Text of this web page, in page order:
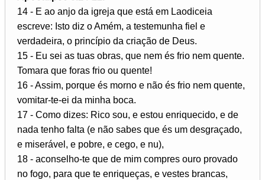
14 - E ao anjo da igreja que está em Laodiceia
escreve: Isto diz o Amém, a testemunha fiel e
verdadeira, o princípio da criação de Deus.
15 - Eu sei as tuas obras, que nem és frio nem quente.
Tomara que foras frio ou quente!
16 - Assim, porque és morno e não és frio nem quente,
vomitar-te-ei da minha boca.
17 - Como dizes: Rico sou, e estou enriquecido, e de
nada tenho falta (e não sabes que és um desgraçado,
e miserável, e pobre, e cego, e nu),
18 - aconselho-te que de mim compres ouro provado
no fogo, para que te enriqueças, e vestes brancas,